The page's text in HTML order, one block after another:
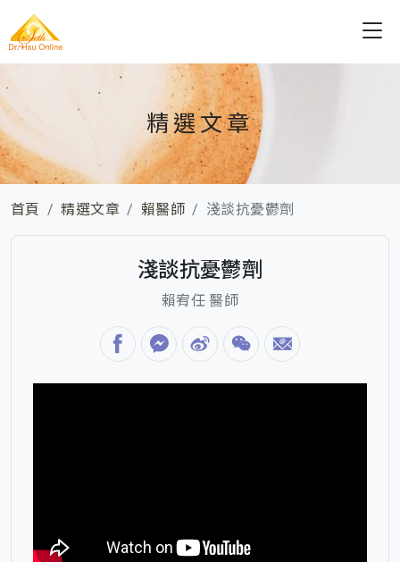
精選文章
首頁 精選文章 賴醫師 淺談抗憂鬱劑
淺談抗憂鬱劑
賴宥任 醫師